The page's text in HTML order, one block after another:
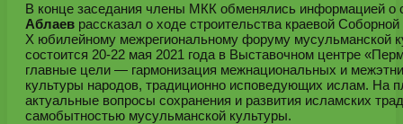
В конце заседания члены МКК обменялись информацией о
Аблаев рассказал о ходе строительства краевой
X юбилейному межрегиональному форуму мусульманской
состоится 20-22 мая 2021 года в Выставочном центре
главные цели — гармонизация межнациональных и
культуры народов, традиционно исповедующих ислам. На
актуальные вопросы сохранения и развития исламских
самобытностью мусульманской культуры.